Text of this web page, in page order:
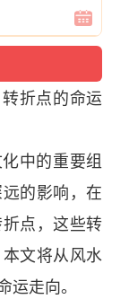
折点的命运
中的重要组
的影响，在
点，这些转
文将从风水
走向。